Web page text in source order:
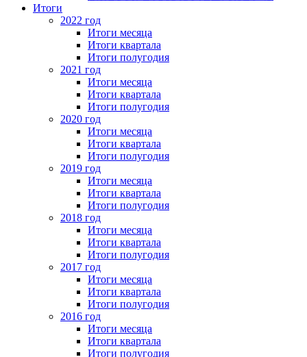
Итоги
2022 год
Итоги месяца
Итоги квартала
Итоги полугодия
2021 год
Итоги месяца
Итоги квартала
Итоги полугодия
2020 год
Итоги месяца
Итоги квартала
Итоги полугодия
2019 год
Итоги месяца
Итоги квартала
Итоги полугодия
2018 год
Итоги месяца
Итоги квартала
Итоги полугодия
2017 год
Итоги месяца
Итоги квартала
Итоги полугодия
2016 год
Итоги месяца
Итоги квартала
Итоги полугодия